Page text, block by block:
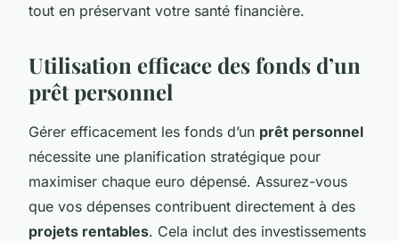
tout en préservant votre santé financière.
Utilisation efficace des fonds d’un
prêt personnel
Gérer efficacement les fonds d’un prêt personnel
nécessite une planification stratégique pour
maximiser chaque euro dépensé. Assurez-vous
que vos dépenses contribuent directement à des
projets rentables. Cela inclut des investissements